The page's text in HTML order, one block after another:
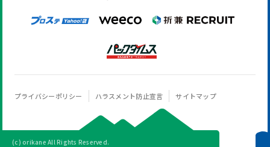
プライバシーポリシー ハラスメント防止宣言 サイトマップ
(c) orikane All Rights Reserved.